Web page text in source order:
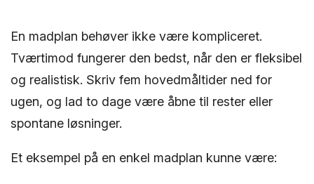
En madplan behøver ikke være kompliceret.
Tværtimod fungerer den bedst, når den er fleksibel
og realistisk. Skriv fem hovedmåltider ned for
ugen, og lad to dage være åbne til rester eller
spontane løsninger.
Et eksempel på en enkel madplan kunne være: